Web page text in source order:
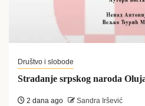
Društvo i slobode
Stradanje srpskog naroda
2 dana ago Sandra Iršević